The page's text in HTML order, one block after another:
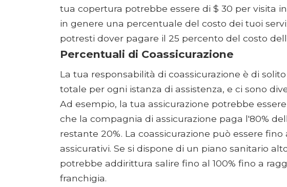
tua copertura potrebbe essere di $ 30 per visita
in genere una percentuale del costo dei tuoi
potresti dover pagare il 25 percento del costo
Percentuali di Coassicurazione
La tua responsabilità di coassicurazione è di
totale per ogni istanza di assistenza, e ci sono
Ad esempio, la tua assicurazione potrebbe
che la compagnia di assicurazione paga l'80%
restante 20%. La coassicurazione può essere
assicurativi. Se si dispone di un piano sanitario
potrebbe addirittura salire fino al 100% fino a
franchigia.